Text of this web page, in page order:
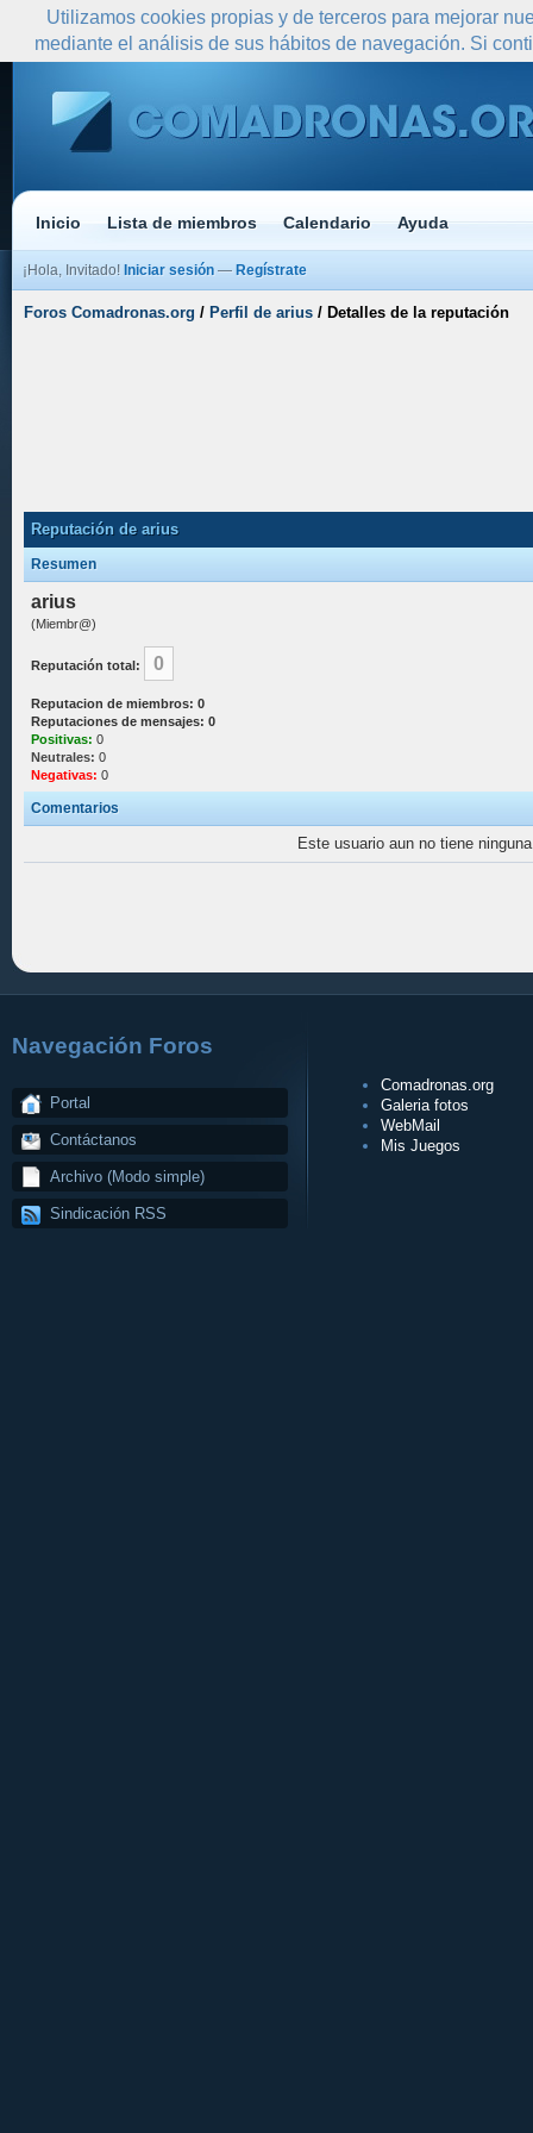
Inicio Lista de miembros Calendario Ayuda
¡Hola, Invitado! Iniciar sesión — Regístrate
Foros Comadronas.org / Perfil de arius / Detalles de la reputación
Reputación de arius
Resumen
arius
(Miembr@)
Reputación total: 0
Reputacion de miembros: 0
Reputaciones de mensajes: 0
Positivas: 0
Neutrales: 0
Negativas: 0
Comentarios
Este usuario aun no tiene
Navegación Foros
Portal
Contáctanos
Archivo (Modo simple)
Sindicación RSS
Comadronas.org
Galeria fotos
WebMail
Mis Juegos
Utilizamos cookies propias y de terceros para mejorar
mediante el análisis de sus hábitos de navegación. Si